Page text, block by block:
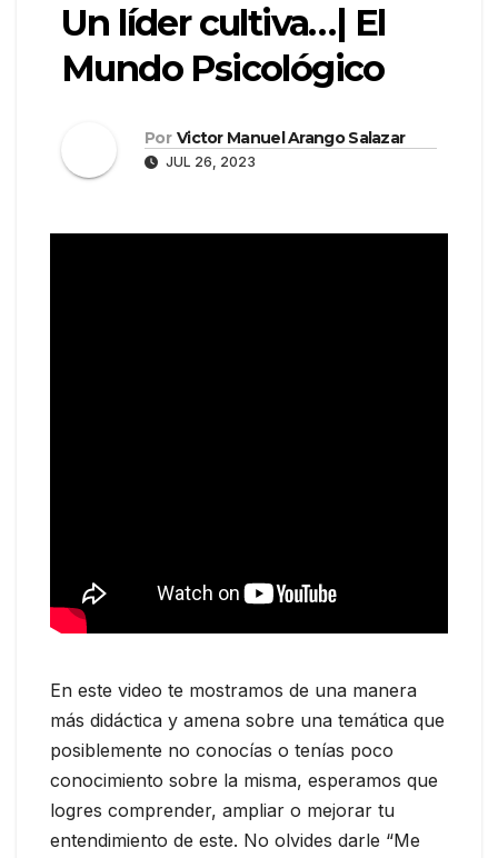
Un líder cultiva…| El
Mundo Psicológico
Por Victor Manuel Arango Salazar
JUL 26, 2023
En este video te mostramos de una manera
más didáctica y amena sobre una temática que
posiblemente no conocías o tenías poco
conocimiento sobre la misma, esperamos que
logres comprender, ampliar o mejorar tu
entendimiento de este. No olvides darle “Me